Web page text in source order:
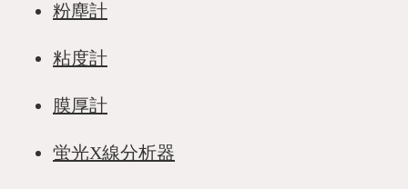
粉塵計
粘度計
膜厚計
蛍光X線分析器